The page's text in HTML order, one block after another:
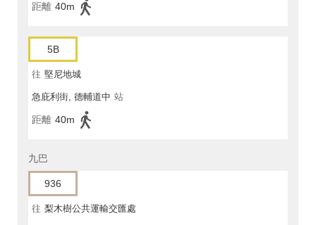
距離 40m
5B
往 堅尼地城
急庇利街, 德輔道中 站
距離 40m
九巴
936
往 梨木樹公共運輸交匯處